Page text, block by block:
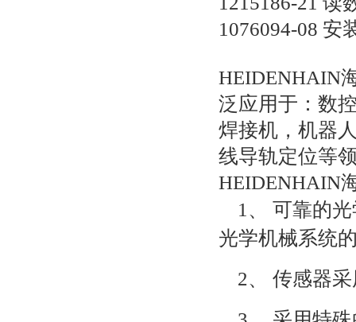
1076094-08 安
HEIDENHAIN
泛应用于：数
焊接机，机器
线导轨定位等
HEIDENHAIN
1、 可靠的
光学机械系统
2、 传感器